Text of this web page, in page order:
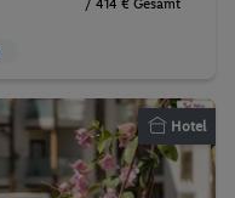
/ 414 € Gesamt
Hotel